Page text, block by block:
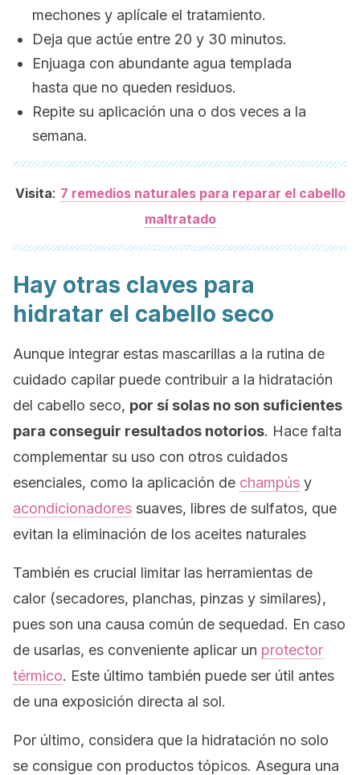
mechones y aplícale el tratamiento.
Deja que actúe entre 20 y 30 minutos.
Enjuaga con abundante agua templada
hasta que no queden residuos.
Repite su aplicación una o dos veces a la
semana.
Visita: 7 remedios naturales para reparar el cabello
maltratado
Hay otras claves para
hidratar el cabello seco
Aunque integrar estas mascarillas a la rutina de
cuidado capilar puede contribuir a la hidratación
del cabello seco, por sí solas no son suficientes
para conseguir resultados notorios. Hace falta
complementar su uso con otros cuidados
esenciales, como la aplicación de champús y
acondicionadores suaves, libres de sulfatos, que
evitan la eliminación de los aceites naturales
También es crucial limitar las herramientas de
calor (secadores, planchas, pinzas y similares),
pues son una causa común de sequedad. En caso
de usarlas, es conveniente aplicar un protector
térmico. Este último también puede ser útil antes
de una exposición directa al sol.
Por último, considera que la hidratación no solo
se consigue con productos tópicos. Asegura una